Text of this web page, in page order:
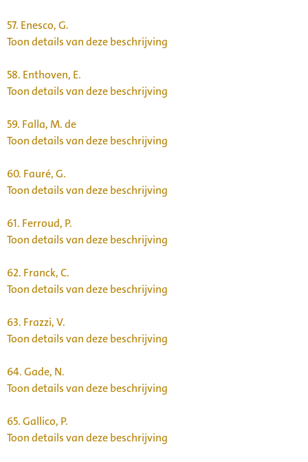
57. Enesco, G.
Toon details van deze beschrijving
58. Enthoven, E.
Toon details van deze beschrijving
59. Falla, M. de
Toon details van deze beschrijving
60. Fauré, G.
Toon details van deze beschrijving
61. Ferroud, P.
Toon details van deze beschrijving
62. Franck, C.
Toon details van deze beschrijving
63. Frazzi, V.
Toon details van deze beschrijving
64.Gade, N.
Toon details van deze beschrijving
65.Gallico, P.
Toon details van deze beschrijving